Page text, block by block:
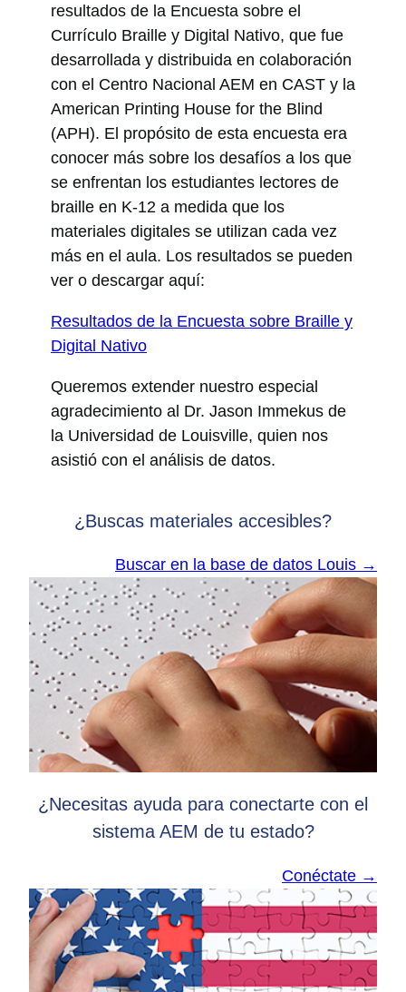
resultados de la Encuesta sobre el
Currículo Braille y Digital Nativo, que fue
desarrollada y distribuida en colaboración
con el Centro Nacional AEM en CAST y la
American Printing House for the Blind
(APH). El propósito de esta encuesta era
conocer más sobre los desafíos a los que
se enfrentan los estudiantes lectores de
braille en K-12 a medida que los
materiales digitales se utilizan cada vez
más en el aula. Los resultados se pueden
ver o descargar aquí:
Resultados de la Encuesta sobre Braille y
Digital Nativo
Queremos extender nuestro especial
agradecimiento al Dr. Jason Immekus de
la Universidad de Louisville, quien nos
asistió con el análisis de datos.
¿Buscas materiales accesibles?
Buscar en la base de datos Louis →
¿Necesitas ayuda para conectarte con el
sistema AEM de tu estado?
Conéctate →